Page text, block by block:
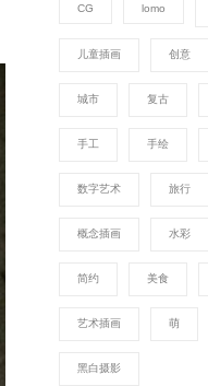
CG lomo
儿童插画 创意
城市 复古
手工 手绘
数字艺术 旅行
概念插画 水彩
简约 美食
艺术插画 萌
黑白摄影